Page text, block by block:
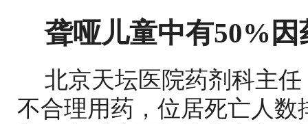
聋哑儿童中有50%
北京天坛医院药剂科主
不合理用药，位居死亡人